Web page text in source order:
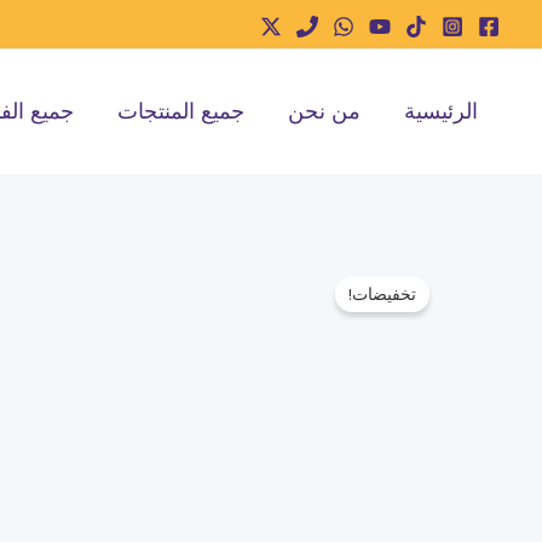
تخطي
إلى
الرئيسية من نحن جميع المنتجات جميع
تخفيضات!